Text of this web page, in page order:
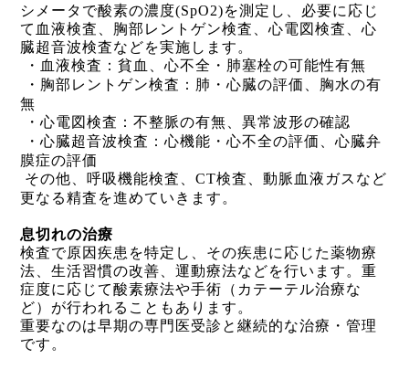
シメータで酸素の濃度(SpO2)を測定し、必要に応じ
て血液検査、胸部レントゲン検査、心電図検査、心
臓超音波検査などを実施します。
・血液検査：貧血、心不全・肺塞栓の可能性有無
・胸部レントゲン検査：肺・心臓の評価、胸水の有
無
・心電図検査：不整脈の有無、異常波形の確認
・心臓超音波検査：心機能・心不全の評価、心臓弁
膜症の評価
その他、呼吸機能検査、 CT検査、動脈血液ガスなど
更なる精査を進めていきます。
息切れの治療
検査で原因疾患を特定し、その疾患に応じた薬物療
法、生活習慣の改善、運動療法などを行います。重
症度に応じて酸素療法や手術（カテーテル治療な
ど）が行われることもあります。
重要なのは早期の専門医受診と継続的な治療・管理
です。